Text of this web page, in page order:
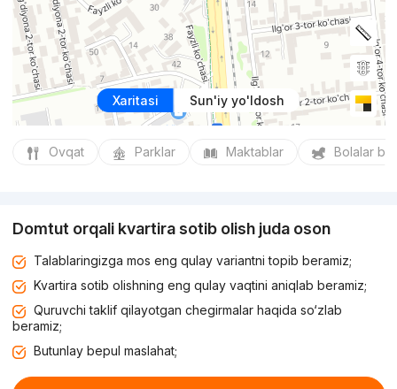
Xaritasi Sun'iy yo'ldosh
Ovqat Parklar Maktablar Bolalar
Domtut orqali kvartira sotib olish juda oson
Talablaringizga mos eng qulay variantni topib beramiz;
Kvartira sotib olishning eng qulay vaqtini aniqlab beramiz;
Quruvchi taklif qilayotgan chegirmalar haqida so‘zlab
beramiz;
Butunlay bepul maslahat;